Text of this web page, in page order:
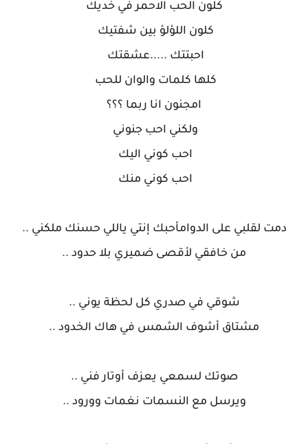
كلون الحب الاحمر في خديك
كلون اللؤلؤ بين شفتيك
احبتتك .....عشقتك
كلها كلمات والوان للحب
امجنون انا ربما ؟؟؟
ولكني احب جنوني
احب كوني اليك
احب كوني منك
دمت لقلبي على الدوامأحبك إنتي ياللي حسنك ملكني ..
من خافقي لأقصى ضميري بلا حدود ..
شوقي في صدري كل لحظة يوني ..
مشتاق أشوف الشمس في هاك الخدود ..
صوتك لسمعي يعزف أوتار فني ..
ويرسل مع النسمات نغمات وورود ..